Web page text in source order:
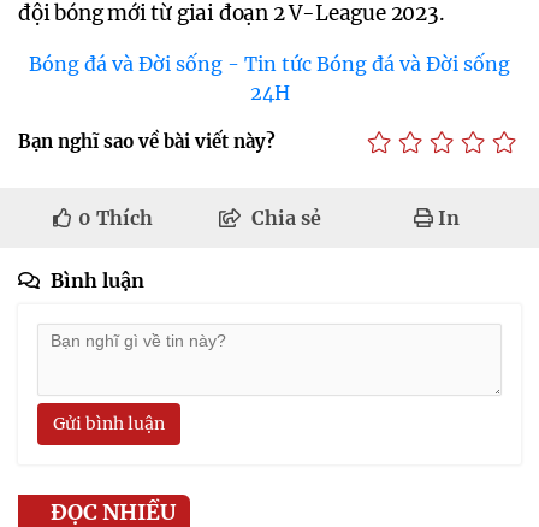
đội bóng mới từ giai đoạn 2 V-League 2023.
Bóng đá và Đời sống - Tin tức Bóng đá và Đời sống
24H
Bạn nghĩ sao về bài viết này?
0 Thích Chia sẻ In
Bình luận
Gửi bình luận
ĐỌC NHIỀU